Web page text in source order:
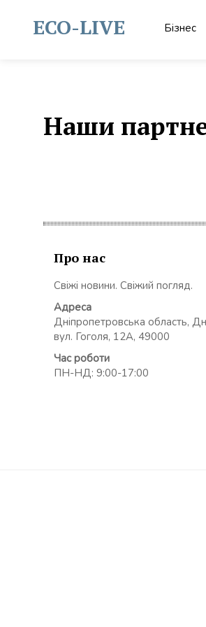
contentECO-LIVE Бізнес
Наши
Про нас
Свіжі новини. Свіжий погляд.
Адреса
Дніпропетровська область,
вул. Гоголя, 12А, 49000
Час роботи
ПН-НД: 9:00-17:00